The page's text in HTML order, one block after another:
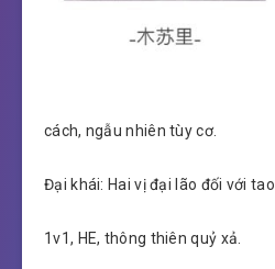
cách, ngẫu nhiên tùy cơ.
Đại khái: Hai vị đại lão đối với tao.
1v1, HE, thông thiên quỷ xả.